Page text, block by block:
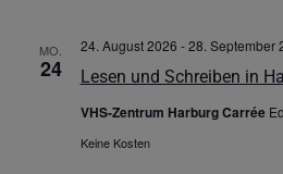
MO.
24 Lesen und Schreiben in
24. August 2026 -28. September
VHS-Zentrum Harburg Carrée
Keine Kosten